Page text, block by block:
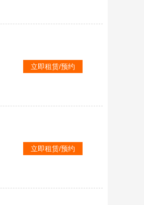
立即租赁/预约
立即租赁/预约